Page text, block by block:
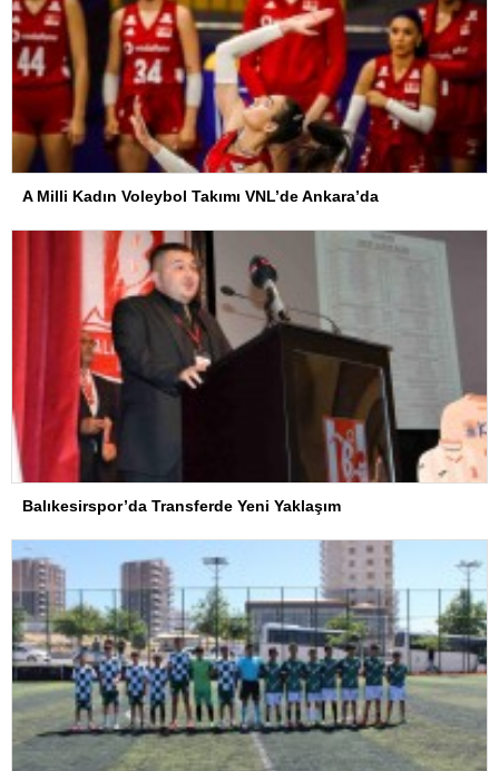
A Milli Kadın Voleybol Takımı VNL’de Ankara’da
Balıkesirspor’da Transferde Yeni Yaklaşım